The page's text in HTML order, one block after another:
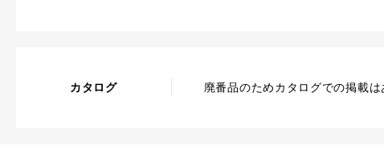
カタログ 廃番品のためカタログでの掲載